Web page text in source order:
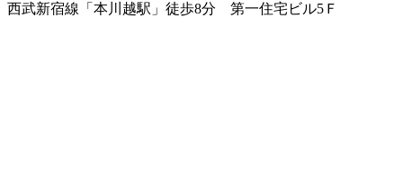
西武新宿線「本川越駅」徒歩8分 第一住宅ビル5Ｆ